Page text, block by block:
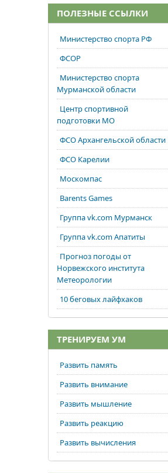
ПОЛЕЗНЫЕ ССЫЛКИ
Министерство спорта РФ
ФСОР
Министерство спорта
Мурманской области
Центр спортивной
подготовки МО
ФСО Архангельской области
ФСО Карелии
Москомпас
Barents Games
Группа vk.com Мурманск
Группа vk.com Апатиты
Прогноз погоды от
Норвежского института
Метеорологии
10 беговых лайфхаков
ТРЕНИРУЕМ УМ
Развить память
Развить внимание
Развить мышление
Развить реакцию
Развить вычисления